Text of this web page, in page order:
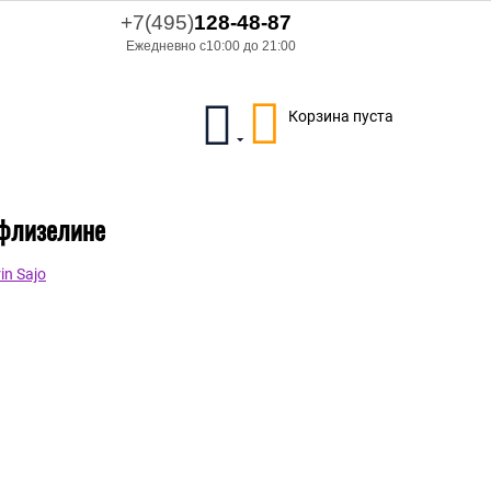
+7(495)128-48-87
Ежедневно с10:00 до 21:00
Корзина пуста
Sajo